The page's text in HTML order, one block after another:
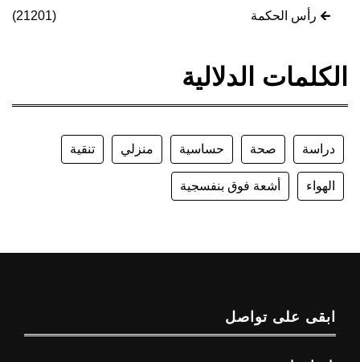
رأس الحكمة (21201)
الكلمات الدلالية
دراسة صحة حساسية منزلي تنقية
الهواء أشعة فوق بنفسجية
ابقى على تواصل